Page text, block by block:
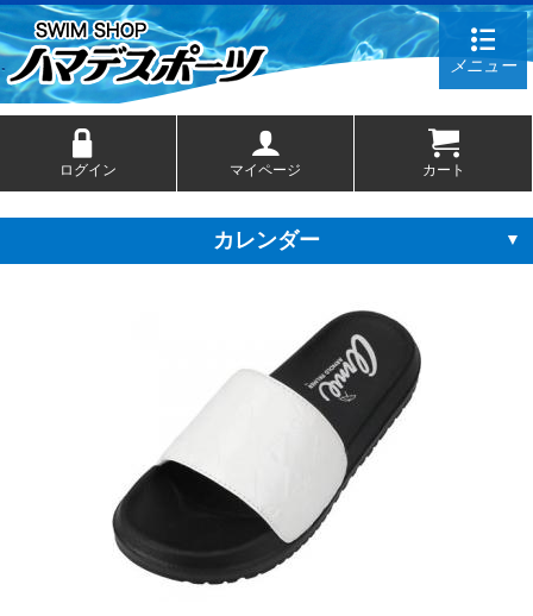
ログイン マイページ カート
メニュー
カレンダー